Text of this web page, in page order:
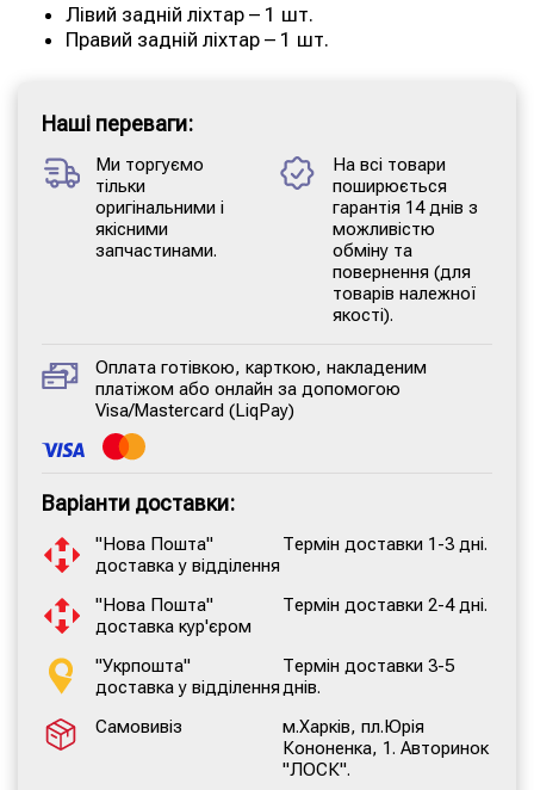
Лівий задній ліхтар – 1 шт.
Правий задній ліхтар – 1 шт.
Наші переваги:
Ми торгуємо
тільки
оригінальними і
якісними
запчастинами.
На всі товари
поширюється
гарантія 14 днів з
можливістю
обміну та
повернення (для
товарів належної
якості).
Оплата готівкою, карткою, накладеним
платіжом або онлайн за допомогою
Visa/Mastercard (LiqPay)
Варіанти доставки:
"Нова Пошта"
доставка у відділення
Термін доставки 1-3 дні.
"Нова Пошта"
доставка кур'єром
Термін доставки 2-4 дні.
"Укрпошта"
доставка у відділення
Термін доставки 3-5
днів.
Самовивіз
м.Харків, пл.Юрія
Кононенка, 1. Авторинок
"ЛОСК".